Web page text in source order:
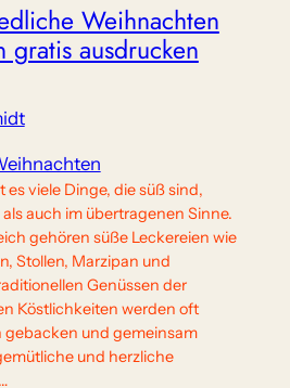
Weihnachten
ausdrucken
viele Dinge, die süß sind,
auch im übertragenen Sinne.
gehören süße Leckereien wie
Stollen, Marzipan und
Genüssen der
Köstlichkeiten werden oft
gebacken und gemeinsam
und herzliche